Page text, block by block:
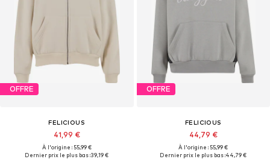
OFFRE
FELICIOUS
41,99 €
À l'origine : 55,99 €
Dernier prix le plus bas :39,19 €
OFFRE
FELICIOUS
44,79 €
À l'origine : 55,99 €
Dernier prix le plus bas :44,79 €